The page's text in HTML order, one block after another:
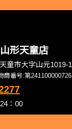
形天童店
童市大字山元1019-1
商番号:第241100000726
：00